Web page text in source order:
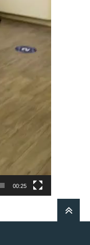
00:25